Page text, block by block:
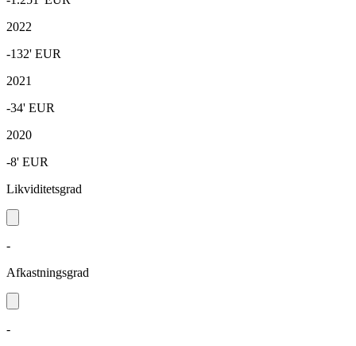
2022
-132' EUR
2021
-34' EUR
2020
-8' EUR
Likviditetsgrad
-
Afkastningsgrad
-